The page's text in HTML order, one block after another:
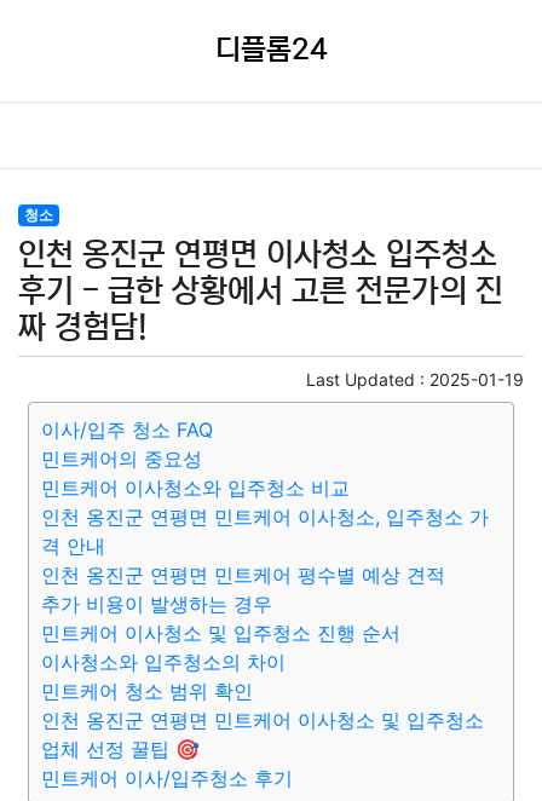
디플롬24
청소
인천 옹진군 연평면 이사청소 입주청소
후기 - 급한 상황에서 고른 전문가의 진
짜 경험담!
Last Updated : 2025-01-19
이사/입주 청소 FAQ
민트케어의 중요성
민트케어 이사청소와 입주청소 비교
인천 옹진군 연평면 민트케어 이사청소, 입주청소 가
격 안내
인천 옹진군 연평면 민트케어 평수별 예상 견적
추가 비용이 발생하는 경우
민트케어 이사청소 및 입주청소 진행 순서
이사청소와 입주청소의 차이
민트케어 청소 범위 확인
인천 옹진군 연평면 민트케어 이사청소 및 입주청소
업체 선정 꿀팁 🎯
민트케어 이사/입주청소 후기